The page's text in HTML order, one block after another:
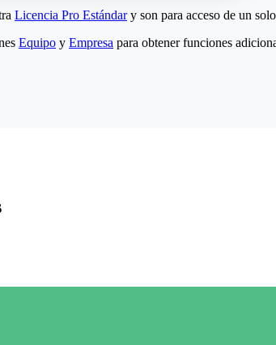
Licencia Pro Estándary son para acceso de un
Equipo y Empresa para obtener funciones